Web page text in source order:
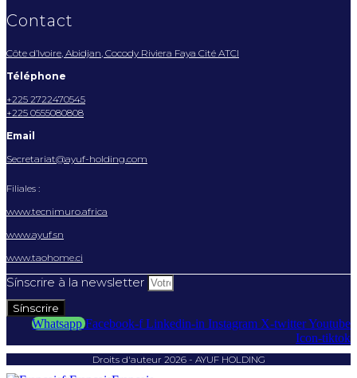
Contact
Côte d’Ivoire, Abidjan, Cocody Riviera Faya Cité ATCI
Téléphone
+225 2722470545
+225 0555080808
Email
Secretariat@ayuf-holding.com
Filiales :
www.tecnimuro.africa
www.ayuf.sn
www.taohome.ci
Sínscrire à la newsletter
Sínscrire
Whatsapp Facebook-f Linkedin-in Instagram X-twitterYoutube
Icon-tiktok
Droits d'auteur 2026 - AYUF HOLDING